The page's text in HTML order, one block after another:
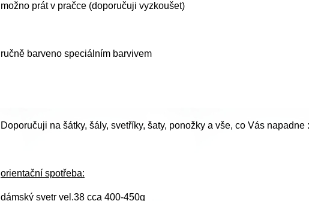
možno prát v pračce (doporučuji vyzkoušet)
ručně barveno speciálním barvivem
Doporučuji na šátky, šály, svetříky, šaty, ponožky a vše, co Vás napadne
orientační spotřeba:
dámský svetr vel.38 cca 400-450g